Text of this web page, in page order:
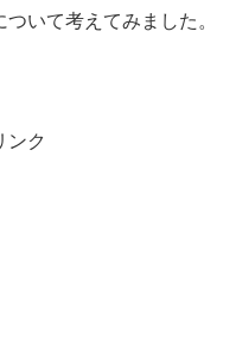
いて考えてみました。
ンク